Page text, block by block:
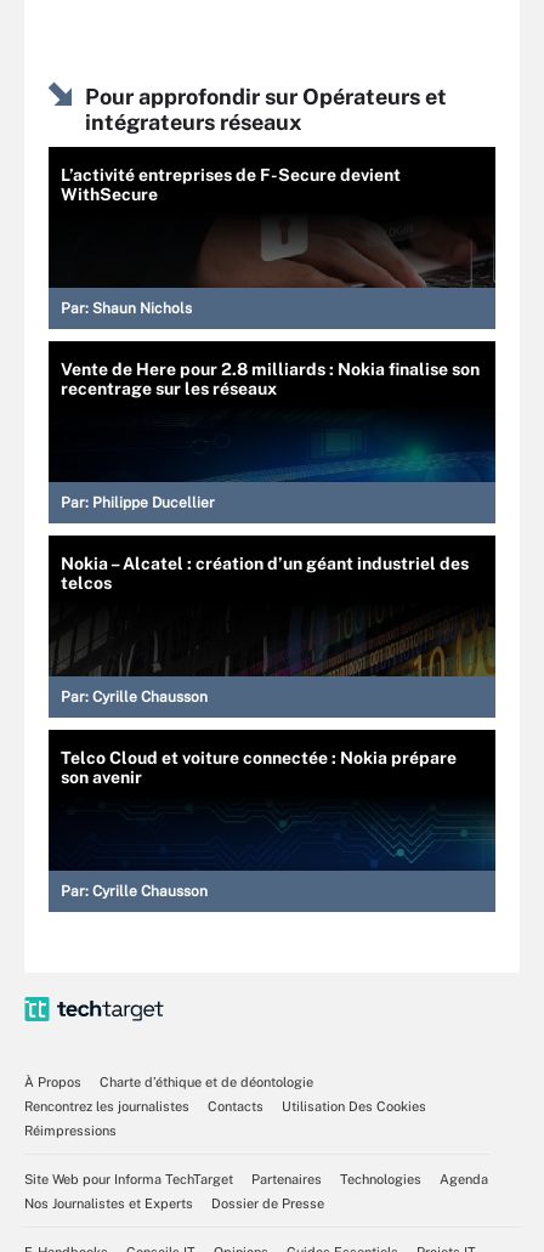
Pour approfondir sur Opérateurs et
intégrateurs réseaux
L’activité entreprises de F-Secure devient
WithSecure
Par: Shaun Nichols
Vente de Here pour 2.8 milliards : Nokia finalise son
recentrage sur les réseaux
Par: Philippe Ducellier
Nokia – Alcatel : création d’un géant industriel des
telcos
Par: Cyrille Chausson
Telco Cloud et voiture connectée : Nokia prépare
son avenir
Par: Cyrille Chausson
À Propos
Charte d’éthique et de déontologie
Rencontrez les journalistes
Contacts
Utilisation Des Cookies
Réimpressions
Site Web pour Informa TechTarget Partenaires Technologies
Agenda
Nos Journalistes et Experts
Dossier de Presse